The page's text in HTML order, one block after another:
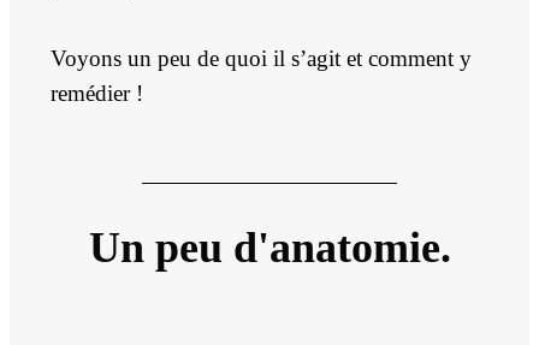
Voyons un peu de quoi il s’agit et comment y
remédier !
Un peu d'anatomie.